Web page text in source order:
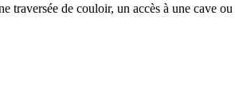
traversée de couloir, un accès à une cave